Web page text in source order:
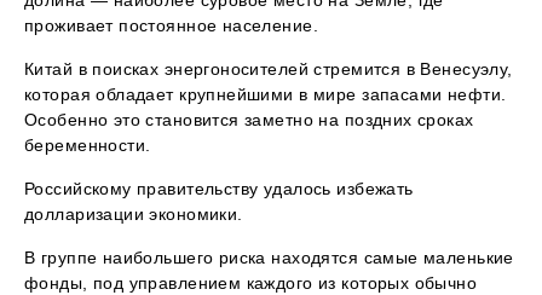
проживает постоянное население.
Китай в поисках энергоносителей стремится в Венесуэлу,
которая обладает крупнейшими в мире запасами нефти.
Особенно это становится заметно на поздних сроках
беременности.
Российскому правительству удалось избежать
долларизации экономики.
В группе наибольшего риска находятся самые маленькие
фонды, под управлением каждого из которых обычно